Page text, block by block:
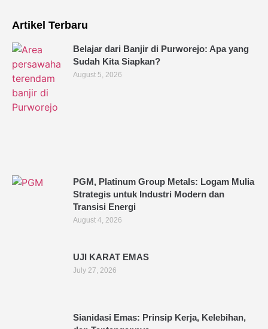
Artikel Terbaru
Belajar dari Banjir di Purworejo: Apa yang
Sudah Kita Siapkan?
August 5, 2026
PGM, Platinum Group Metals: Logam Mulia
Strategis untuk Industri Modern dan
Transisi Energi
August 4, 2026
UJI KARAT EMAS
July 27, 2026
Sianidasi Emas: Prinsip Kerja, Kelebihan,